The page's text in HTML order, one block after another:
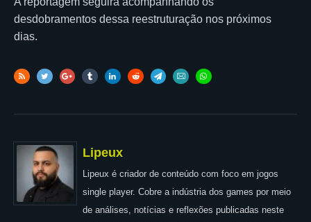
desdobramentos dessa reestruturação nos próximos
dias.
Lipeux
Lipeux é criador de conteúdo com foco em jogos
single player. Cobre a indústria dos games por meio
de análises, notícias e reflexões publicadas neste